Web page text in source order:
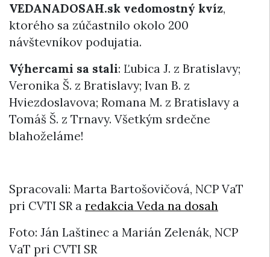
VEDANADOSAH.sk vedomostný kvíz,
ktorého sa zúčastnilo okolo 200
návštevníkov podujatia.
Výhercami sa stali: Ľubica J. z Bratislavy;
Veronika Š. z Bratislavy; Ivan B. z
Hviezdoslavova; Romana M. z Bratislavy a
Tomáš Š. z Trnavy. Všetkým srdečne
blahoželáme!
Spracovali: Marta Bartošovičová, NCP VaT
pri CVTI SR a redakcia Veda na dosah
Foto: Ján Laštinec a Marián Zelenák, NCP
VaT pri CVTI SR